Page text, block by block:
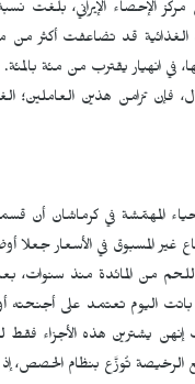
الغذائية قد تضاعفت أكثر من
في انهيار يقترب من مئة بالمئة.
فإن تزامن هذين العاملين؛
الأحياء المهمّشة في كرماشان
غير المسبوق في الأسعار
من المائدة منذ سنوات،
اليوم تعتمد على أجنحته أو
يشترين هذه الأجزاء فقط
تُوزَّع بنظام الحصص، إذ